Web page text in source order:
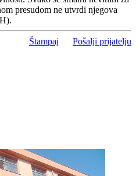
presudom ne utvrdi njegova
Štampaj Pošalji prijatelju